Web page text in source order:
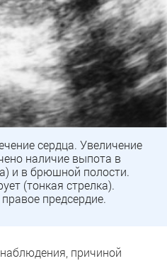
сердца. Увеличение
наличие выпота в
и в брюшной полости.
(тонкая стрелка).
предсердие.
причиной